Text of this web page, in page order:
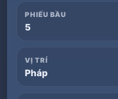
PHIẾU BẦU
5
VỊ TRÍ
Pháp